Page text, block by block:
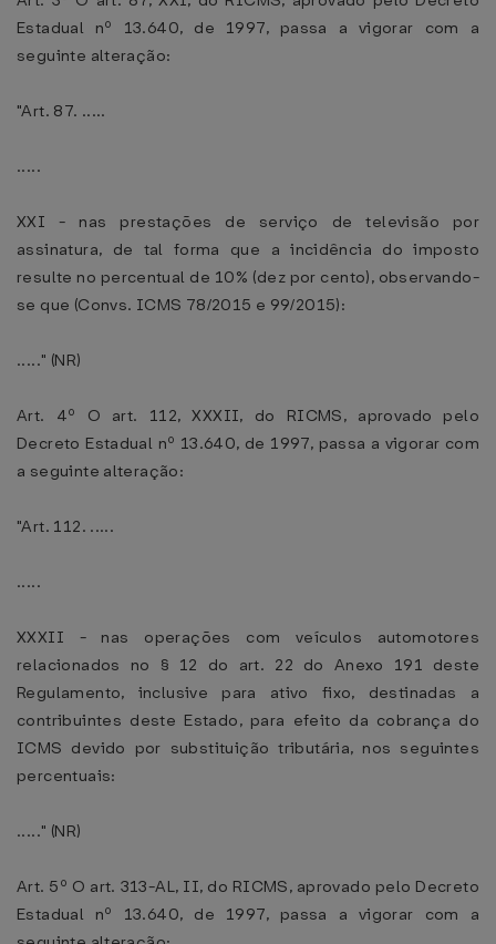
Estadual nº 13.640, de 1997, passa a vigorar com a
seguinte alteração:
"Art. 87. .....
.....
XXI - nas prestações de serviço de televisão por
assinatura, de tal forma que a incidência do imposto
resulte no percentual de 10% (dez por cento), observando-
se que (Convs. ICMS 78/2015 e 99/2015):
....." (NR)
Art. 4º O art. 112, XXXII, do RICMS, aprovado pelo
Decreto Estadual nº 13.640, de 1997, passa a vigorar com
a seguinte alteração:
"Art. 112. .....
.....
XXXII - nas operações com veículos automotores
relacionados no § 12 do art. 22 do Anexo 191 deste
Regulamento, inclusive para ativo fixo, destinadas a
contribuintes deste Estado, para efeito da cobrança do
ICMS devido por substituição tributária, nos seguintes
percentuais:
....." (NR)
Art. 5º O art. 313-AL, II, do RICMS, aprovado pelo Decreto
Estadual nº 13.640, de 1997, passa a vigorar com a